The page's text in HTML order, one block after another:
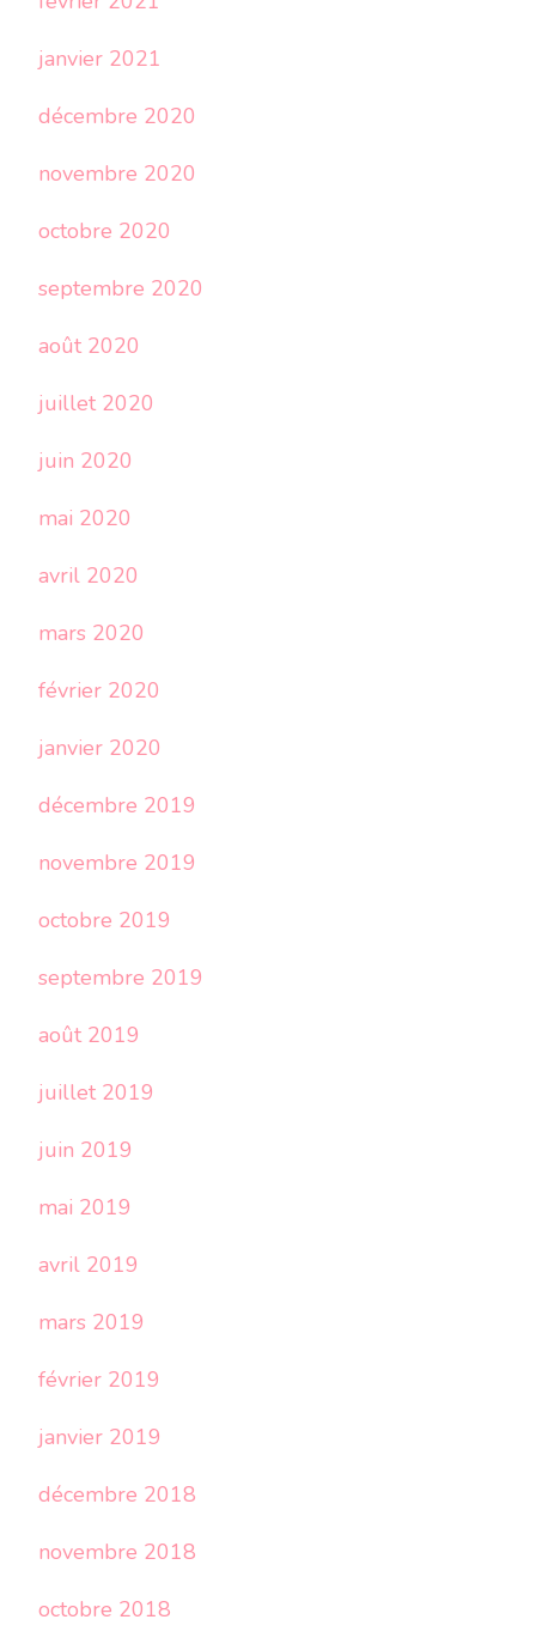
janvier 2021
décembre 2020
novembre 2020
octobre 2020
septembre 2020
août 2020
juillet 2020
juin 2020
mai 2020
avril 2020
mars 2020
février 2020
janvier 2020
décembre 2019
novembre 2019
octobre 2019
septembre 2019
août 2019
juillet 2019
juin 2019
mai 2019
avril 2019
mars 2019
février 2019
janvier 2019
décembre 2018
novembre 2018
octobre 2018